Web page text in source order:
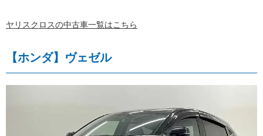
ヤリスクロスの中古車一覧はこちら
【ホンダ】ヴェゼル